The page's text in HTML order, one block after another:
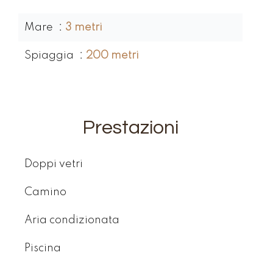
Mare 3 metri
Spiaggia 200 metri
Prestazioni
Doppi vetri
Camino
Aria condizionata
Piscina